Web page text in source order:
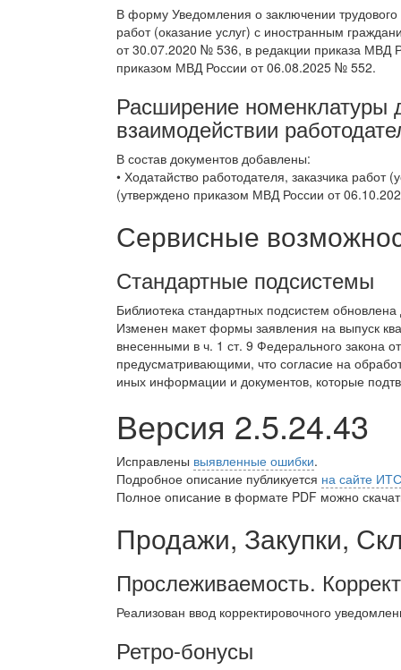
В форму Уведомления о заключении
работ (оказание услуг) с иностранным
от 30.07.2020 № 536, в редакции приказа МВД
приказом МВД России от 06.08.2025 № 552.
Расширение номенклатуры
взаимодействии
В состав документов добавлены:
• Ходатайство работодателя, заказчика
(утверждено приказом МВД России от
Сервисные
Стандартные подсистемы
Библиотека стандартных подсистем
Изменен макет формы заявления на выпуск
внесенными в ч. 1 ст. 9 Федерального
предусматривающими, что согласие на
иных информации и документов, которые
Версия 2.5.24.43
Исправлены выявленные ошибки.
Подробное описание публикуется на сайте ИТС
Полное описание в формате PDF можно
Продажи, Закупки,
Прослеживаемость.
Реализован ввод корректировочного
Ретро-бонусы